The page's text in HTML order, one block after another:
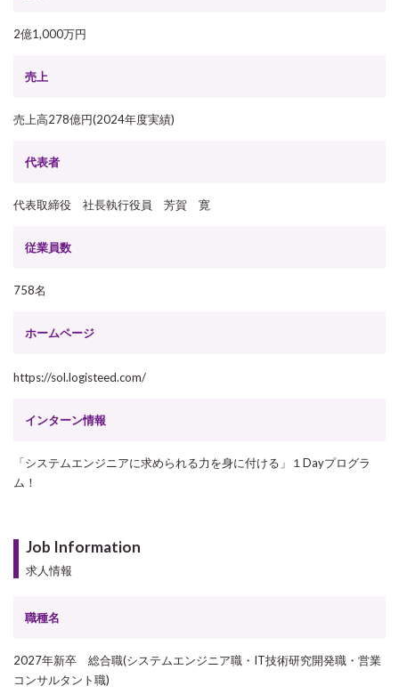
2億1,000万円
売上
売上高278億円(2024年度実績)
代表者
代表取締役 社長執行役員 芳賀 寛
従業員数
758名
ホームページ
https://sol.logisteed.com/
インターン情報
「システムエンジニアに求められる力を身に付ける」１Dayプログラ
ム！
Job Information
求人情報
職種名
2027年新卒 総合職(システムエンジニア職・IT技術研究開発職・営業
コンサルタント職)